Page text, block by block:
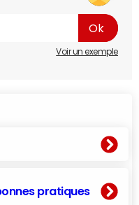
Voir un exemple
pratiques